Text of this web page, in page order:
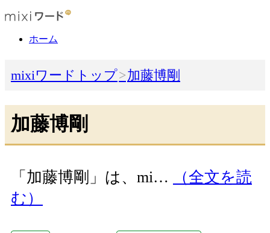
ホーム
mixiワードトップ 加藤博剛
加藤博剛
「加藤博剛」は、mi…
（全文を読
む）